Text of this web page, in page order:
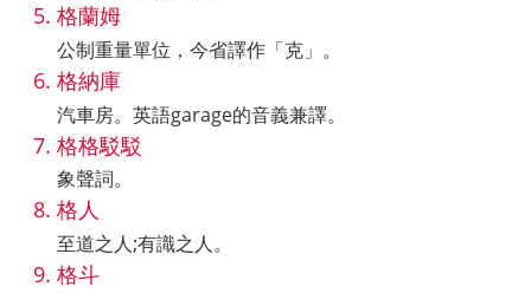
格蘭姆
公制重量單位，今省譯作「克」。
格納庫
汽車房。英語garage的音義兼譯。
格格駁駁
象聲詞。
格人
至道之人;有識之人。
格斗